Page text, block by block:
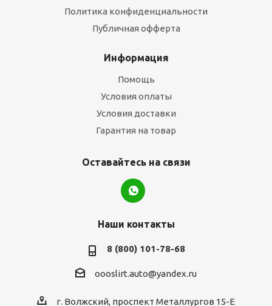
Политика конфиденциальности
Публичная офферта
Информация
Помощь
Условия оплаты
Условия доставки
Гарантия на товар
Оставайтесь на связи
Наши контакты
8 (800) 101-78-68
oooslirt.auto@yandex.ru
г. Волжский, проспект Металлургов 15-Е